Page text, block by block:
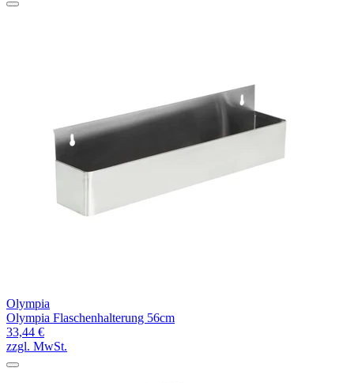
Olympia
Olympia Flaschenhalterung 56cm
33,44 €
zzgl. MwSt.